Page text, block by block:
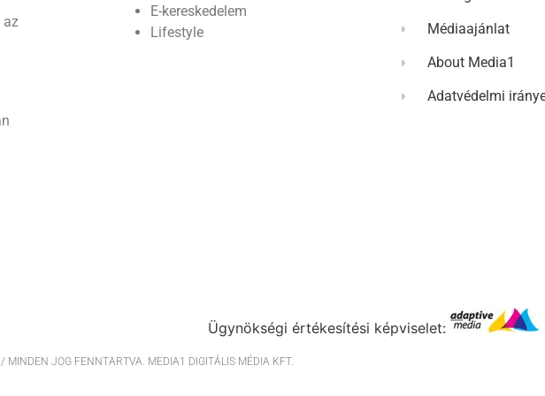
az
E-kereskedelem
Lifestyle
Médiaajánlat
About Media1
Adatvédelmi
Ügynökségi értékesítési képviselet:
JOG FENNTARTVA. MEDIA1 DIGITÁLIS MÉDIA KFT.